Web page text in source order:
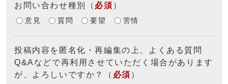
お問い合わせ種別 （ 必須 ）
意見 質問 要望 苦情
投稿内容を匿名化・再編集の上、よくある質問
Q&Aなどで再利用させていただく場合があります
が、よろしいですか？
（ 必須 ）